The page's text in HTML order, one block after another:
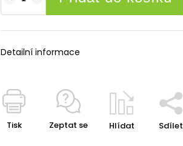
Detailní informace
Tisk Zeptat se Hlídat Sdílet